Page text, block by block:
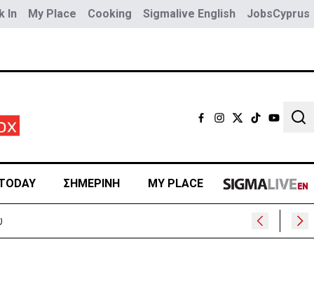
In My Place Cooking Sigmalive English JobsCyprus
ΣΗΜΕΡΙΝΗ MY PLACE